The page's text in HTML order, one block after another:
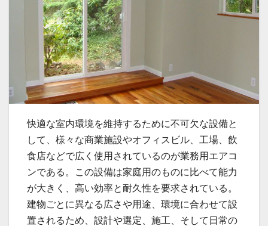
快適な室内環境を維持するために不可欠な設備と
して、様々な商業施設やオフィスビル、工場、飲
食店などで広く使用されているのが業務用エアコ
ンである。
この設備は家庭用のものに比べて能力
が大きく、高い効率と耐久性を要求されている。
建物ごとに異なる広さや用途、環境に合わせて設
置されるため、設計や選定、施工、そして日常の